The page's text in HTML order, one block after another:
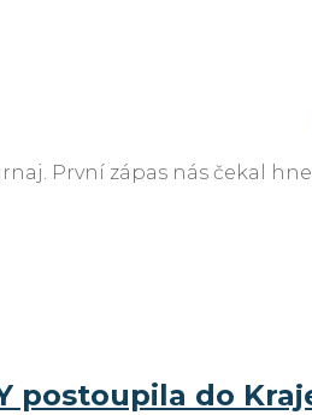
První zápas nás čekal
postoupila do